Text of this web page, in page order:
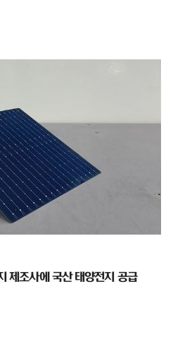
제조사에 국산 태양전지 공급